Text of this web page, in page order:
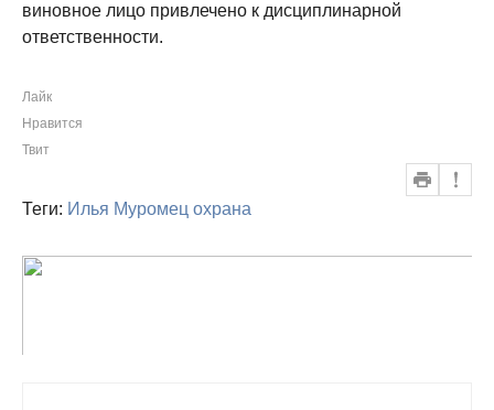
виновное лицо привлечено к дисциплинарной
ответственности.
Лайк
Нравится
Твит
Теги: Илья Муромец охрана